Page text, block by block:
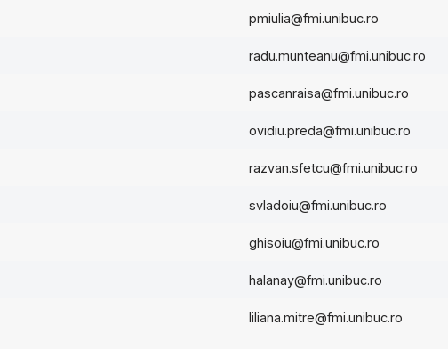
pmiulia@fmi.unibuc.ro
radu.munteanu@fmi.unibuc.ro
pascanraisa@fmi.unibuc.ro
ovidiu.preda@fmi.unibuc.ro
razvan.sfetcu@fmi.unibuc.ro
svladoiu@fmi.unibuc.ro
ghisoiu@fmi.unibuc.ro
halanay@fmi.unibuc.ro
liliana.mitre@fmi.unibuc.ro